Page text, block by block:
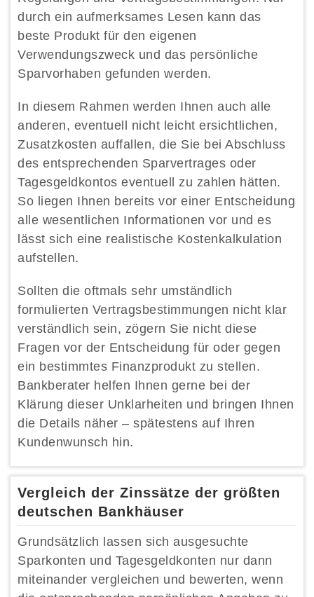
durch ein aufmerksames Lesen kann das
beste Produkt für den eigenen
Verwendungszweck und das persönliche
Sparvorhaben gefunden werden.
In diesem Rahmen werden Ihnen auch alle
anderen, eventuell nicht leicht ersichtlichen,
Zusatzkosten auffallen, die Sie bei Abschluss
des entsprechenden Sparvertrages oder
Tagesgeldkontos eventuell zu zahlen hätten.
So liegen Ihnen bereits vor einer Entscheidung
alle wesentlichen Informationen vor und es
lässt sich eine realistische Kostenkalkulation
aufstellen.
Sollten die oftmals sehr umständlich
formulierten Vertragsbestimmungen nicht klar
verständlich sein, zögern Sie nicht diese
Fragen vor der Entscheidung für oder gegen
ein bestimmtes Finanzprodukt zu stellen.
Bankberater helfen Ihnen gerne bei der
Klärung dieser Unklarheiten und bringen Ihnen
die Details näher – spätestens auf Ihren
Kundenwunsch hin.
Vergleich der Zinssätze der größten
deutschen Bankhäuser
Grundsätzlich lassen sich ausgesuchte
Sparkonten und Tagesgeldkonten nur dann
miteinander vergleichen und bewerten, wenn